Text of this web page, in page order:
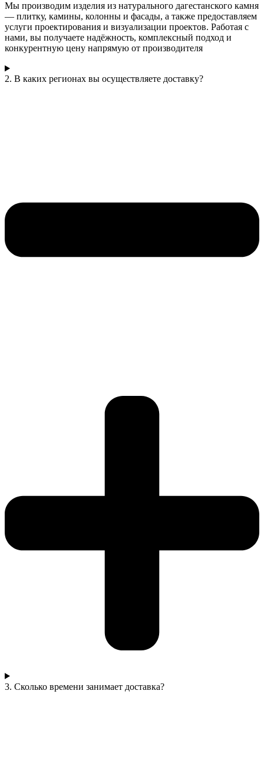
Мы производим изделия из натурального дагестанского камня
— плитку, камины, колонны и фасады, а также предоставляем
услуги проектирования и визуализации проектов. Работая с
нами, вы получаете надёжность, комплексный подход и
конкурентную цену напрямую от производителя
2. В каких регионах вы осуществляете доставку?
3. Сколько времени занимает доставка?